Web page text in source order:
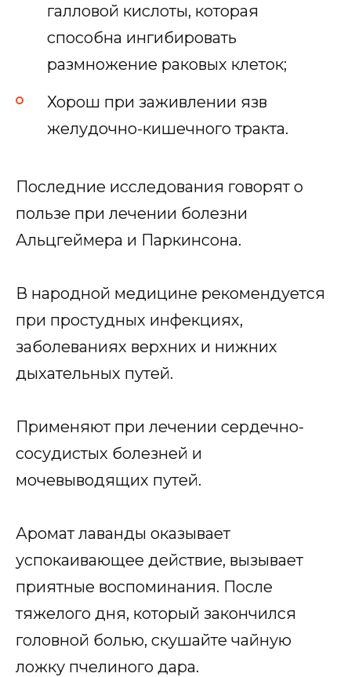
галловой кислоты, которая
способна ингибировать
размножение раковых клеток;
Хорош при заживлении язв
желудочно-кишечного тракта.
Последние исследования говорят о
пользе при лечении болезни
Альцгеймера и Паркинсона.
В народной медицине рекомендуется
при простудных инфекциях,
заболеваниях верхних и нижних
дыхательных путей.
Применяют при лечении сердечно-
сосудистых болезней и
мочевыводящих путей.
Аромат лаванды оказывает
успокаивающее действие, вызывает
приятные воспоминания. После
тяжелого дня, который закончился
головной болью, скушайте чайную
ложку пчелиного дара.